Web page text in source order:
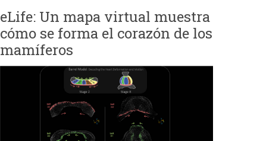
eLife: Un mapa virtual muestra
cómo se forma el corazón de los
mamíferos